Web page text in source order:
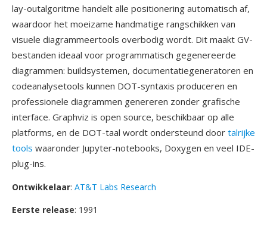
lay-outalgoritme handelt alle positionering automatisch af,
waardoor het moeizame handmatige rangschikken van
visuele diagrammeertools overbodig wordt. Dit maakt GV-
bestanden ideaal voor programmatisch gegenereerde
diagrammen: buildsystemen, documentatiegeneratoren en
codeanalysetools kunnen DOT-syntaxis produceren en
professionele diagrammen genereren zonder grafische
interface. Graphviz is open source, beschikbaar op alle
platforms, en de DOT-taal wordt ondersteund door talrijke
tools waaronder Jupyter-notebooks, Doxygen en veel IDE-
plug-ins.
Ontwikkelaar: AT&T Labs Research
Eerste release: 1991